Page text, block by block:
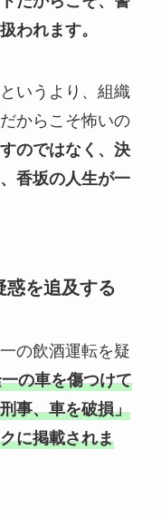
われます。
いうより、組織
からこそ怖いの
のではなく、決
香坂の人生が一
惑を追及する
の飲酒運転を疑
の車を傷つけて
事、車を破損」
に掲載されま